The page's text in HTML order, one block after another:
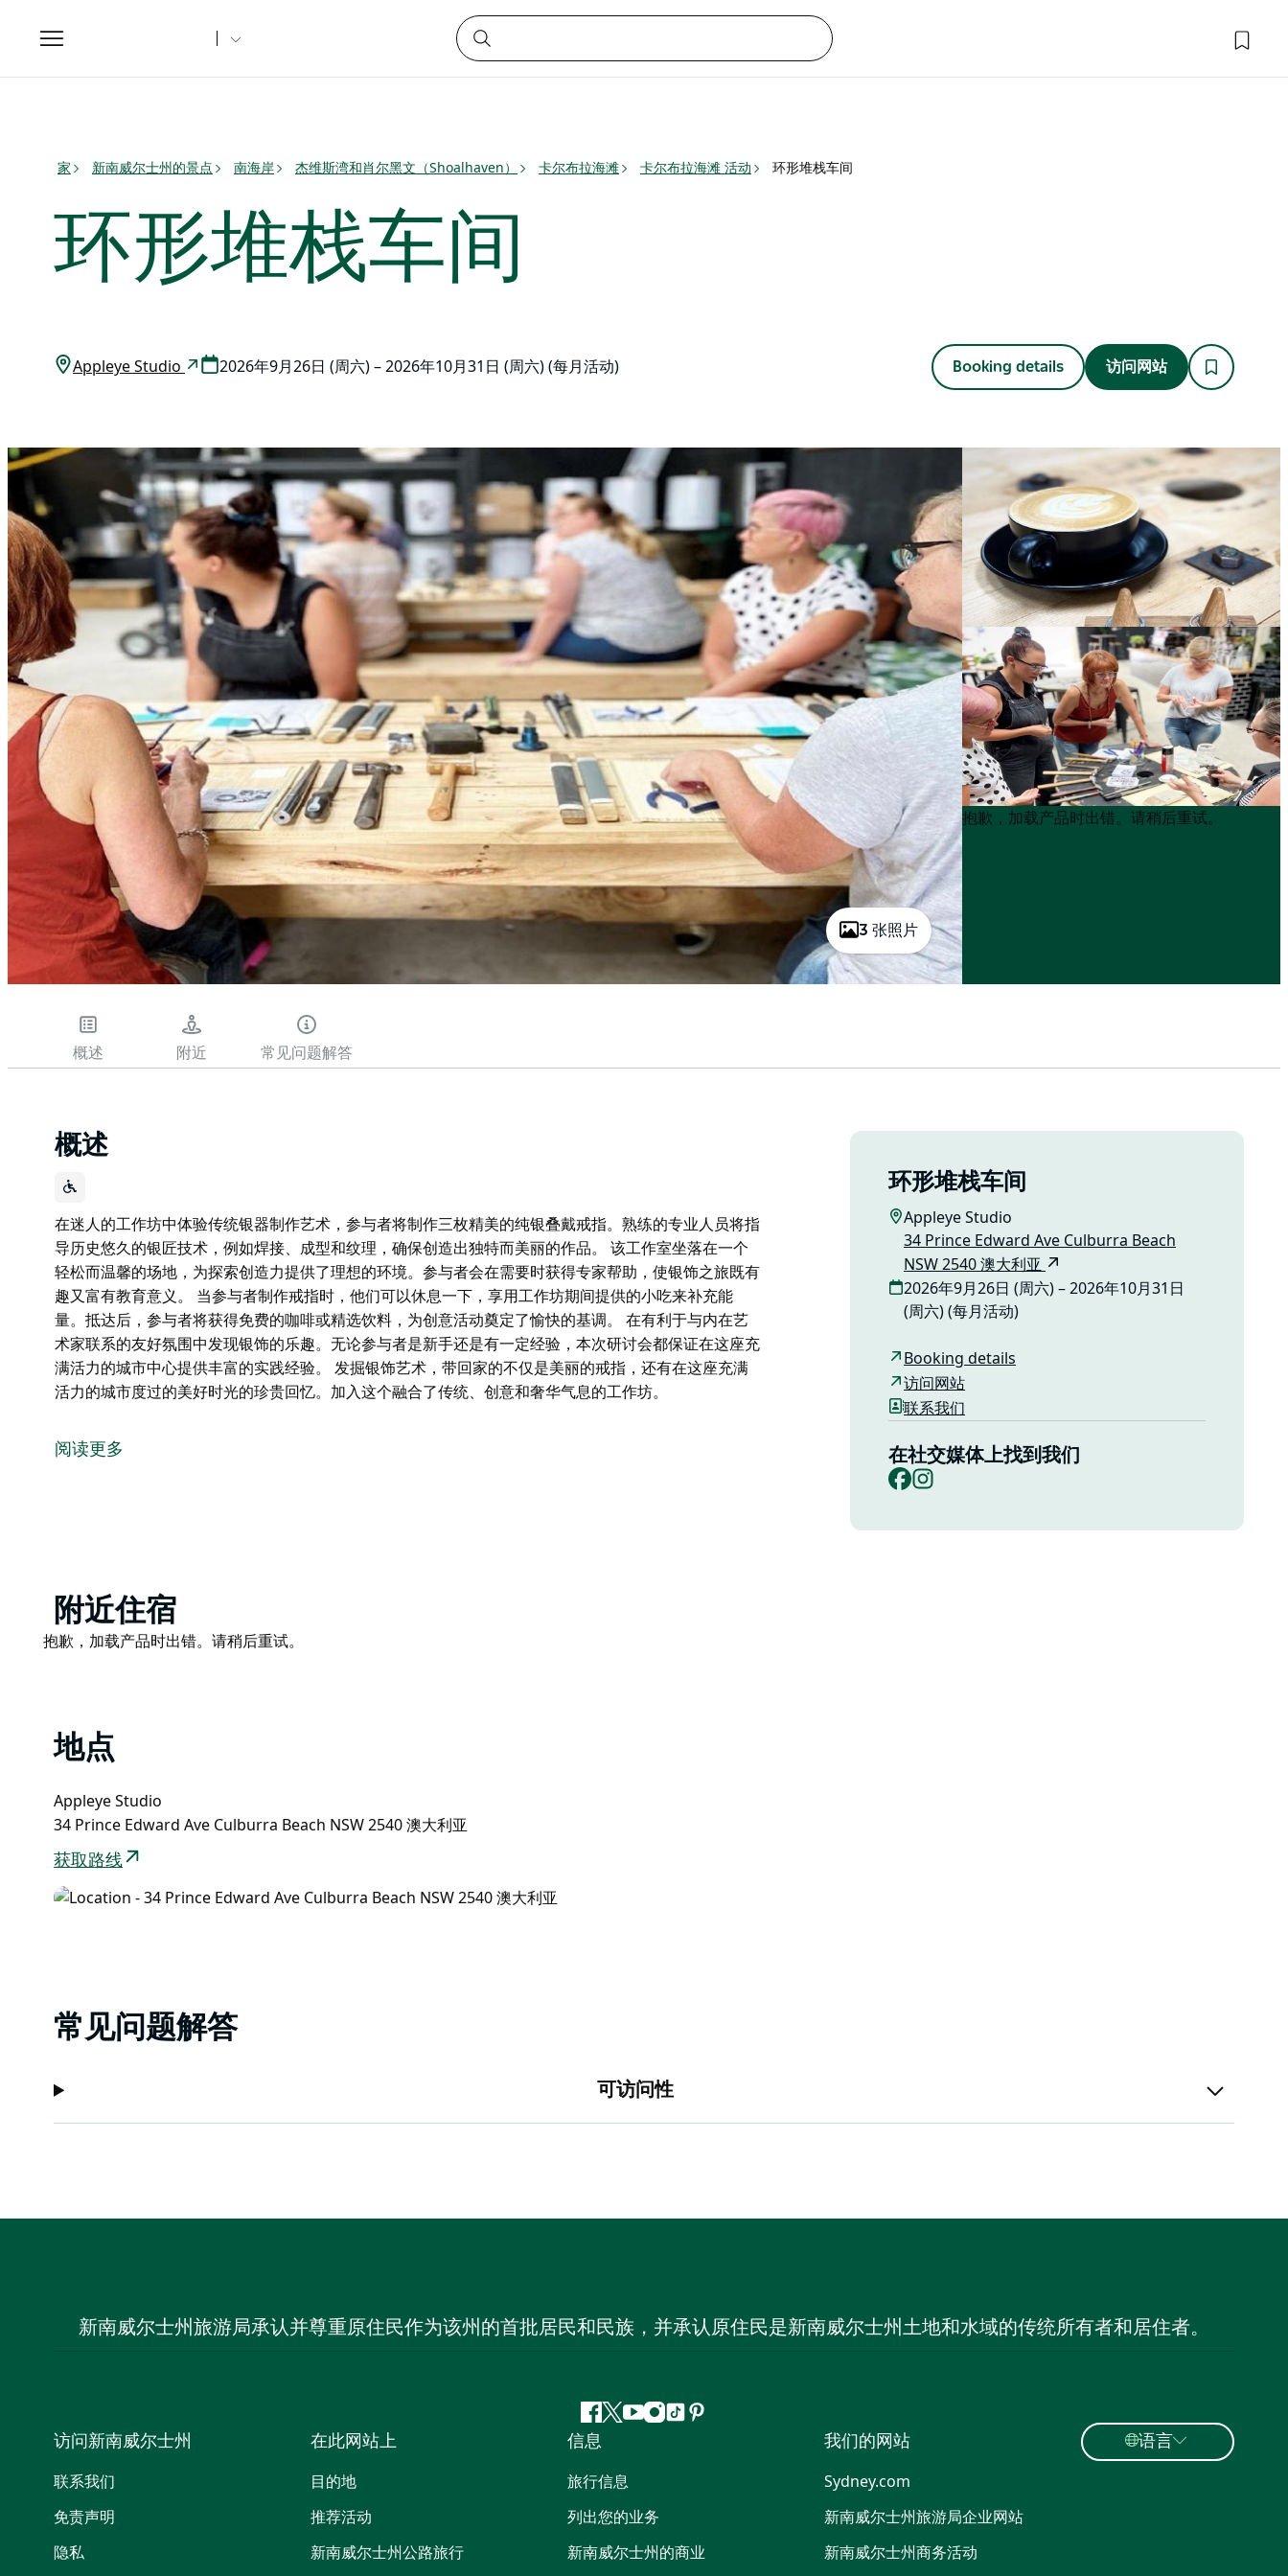
Toggle
navigation
家 新南威尔士州的景点 南海岸 杰维斯湾和肖尔黑文（Shoalhaven） 卡尔布拉海滩 卡尔布拉海滩 活动 环形堆栈车间
环形堆栈车间
Appleye Studio 2026年9月26日 (周六) – 2026年10月31日 (周六) (每月活动) Booking details 访问网站
3 张照片
Product
Product
抱歉，加载产品时出错。请稍后重试。
概述 附近 常见问题解答
概述
在迷人的工作坊中体验传统银器制作艺术，参与者将制作三枚精美的纯银叠戴戒指。熟练的专业人员将指
导历史悠久的银匠技术，例如焊接、成型和纹理，确保创造出独特而美丽的作品。 该工作室坐落在一个
轻松而温馨的场地，为探索创造力提供了理想的环境。参与者会在需要时获得专家帮助，使银饰之旅既有
趣又富有教育意义。 当参与者制作戒指时，他们可以休息一下，享用工作坊期间提供的小吃来补充能
量。抵达后，参与者将获得免费的咖啡或精选饮料，为创意活动奠定了愉快的基调。 在有利于与内在艺
术家联系的友好氛围中发现银饰的乐趣。无论参与者是新手还是有一定经验，本次研讨会都保证在这座充
满活力的城市中心提供丰富的实践经验。 发掘银饰艺术，带回家的不仅是美丽的戒指，还有在这座充满
活力的城市度过的美好时光的珍贵回忆。加入这个融合了传统、创意和奢华气息的工作坊。
导历史悠久的银匠技术，例如焊接、成型和纹理，确保创造出独特而美丽的作品。
在有利于与内在艺术家联系的友好氛围中发现银饰的乐趣。无论参与者是新手还是有一定经验，本次研讨
会都保证在这座充满活力的城市中心提供丰富的实践经验。
发掘银饰艺术，带回家的不仅是美丽的戒指，还有在这座充满活力的城市度过的美好时光的珍贵回忆。加
阅读更多
环形堆栈车间
Appleye Studio
34 Prince Edward Ave Culburra Beach
NSW 2540 澳大利亚
2026年9月26日 (周六) – 2026年10月31日
(周六) (每月活动)
Booking details
访问网站
联系我们
在社交媒体上找到我们
Facebook
Product
List
附近住宿
Product
抱歉，加载产品时出错。请稍后重试。
地点
Appleye Studio
34 Prince Edward Ave Culburra Beach NSW 2540 澳大利亚
获取路线
常见问题解答
可访问性
新南威尔士州旅游局承认并尊重原住民作为该州的首批居民和民族，并承认原住民是新南威尔士州土地和水域的传统所有者和居住者。
Facebook
叽
喳
喳
YouTube
Instagram
抖 Pinterest
访问新南威尔士州
联系我们
免责声明
隐私
在此网站上
目的地
推荐活动
新南威尔士州公路旅行
信息
旅行信息
列出您的业务
新南威尔士州的商业
我们的网站
Sydney.com
新南威尔士州旅游局企业网站
新南威尔士州商务活动
语言